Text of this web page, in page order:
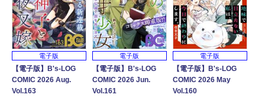
電子版
【電子版】B's-LOG
COMIC 2026 Aug.
Vol.163
電子版
【電子版】B's-LOG
COMIC 2026 Jun.
Vol.161
電子版
【電子版】B's-LOG
COMIC 2026 May
Vol.160